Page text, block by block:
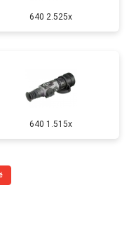
640 2.525x
640 1.515x